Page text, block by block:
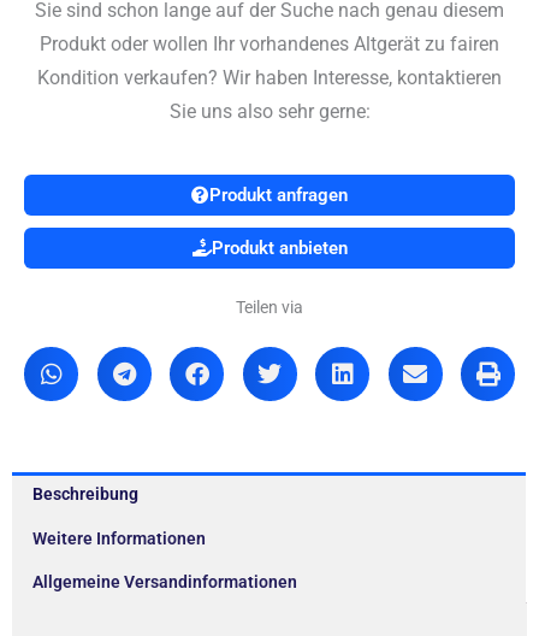
Sie sind schon lange auf der Suche nach genau diesem
Produkt oder wollen Ihr vorhandenes Altgerät zu fairen
Kondition verkaufen? Wir haben Interesse, kontaktieren
Sie uns also sehr gerne:
Produkt anfragen
Produkt anbieten
Teilen via
Beschreibung
Weitere Informationen
Allgemeine Versandinformationen